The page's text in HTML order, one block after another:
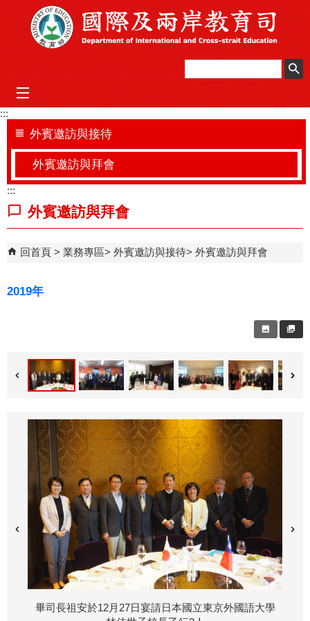
跳到主要內容區塊
mobile_menu
:::
外賓邀訪與接待
外賓邀訪與拜會
:::
外賓邀訪與拜會
回首頁 業務專區 外賓邀訪與接待 外賓邀訪與拜會
2019年
畢司長祖安於12月27日宴請日本國立東京外國語大學